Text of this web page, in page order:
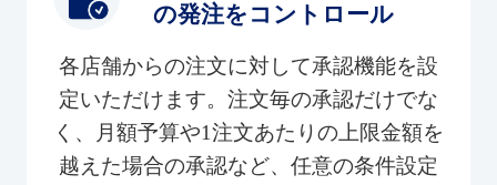
の発注をコントロール
各店舗からの注文に対して承認機能を設
定いただけます。注文毎の承認だけでな
く、月額予算や1注文あたりの上限金額を
越えた場合の承認など、任意の条件設定